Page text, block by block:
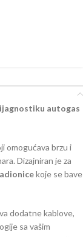
autogas
omogućava brzu i
Dizajniran je za
koje se bave
dodatne kablove,
sa vašim